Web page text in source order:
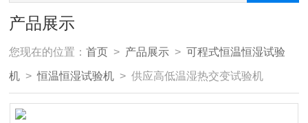
产品展示
您现在的位置：首页 > 产品展示 >可程式恒温恒湿试验
机 >恒温恒湿试验机 > 供应高低温湿热交变试验机